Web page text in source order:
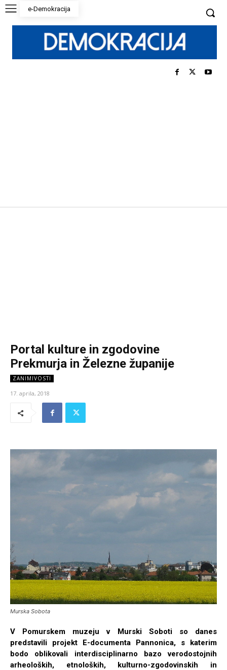
e-Demokracija
Portal kulture in zgodovine
Prekmurja in Železne županije
ZANIMIVOSTI
17. aprila, 2018
Murska Sobota
V Pomurskem muzeju v Murski Soboti so danes
predstavili projekt E-documenta Pannonica, s katerim
bodo oblikovali interdisciplinarno bazo verodostojnih
arheoloških, etnoloških, kulturno-zgodovinskih in